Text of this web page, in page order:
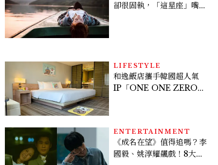
卻很固執，「這星座」嘴上
LIFESTYLE
和逸飯店攜手韓國超人氣
IP「ONE ONE ZERO
ENTERTAINMENT
《成名在望》值得追嗎？李
國毅、姚淳耀飆戲！8大看